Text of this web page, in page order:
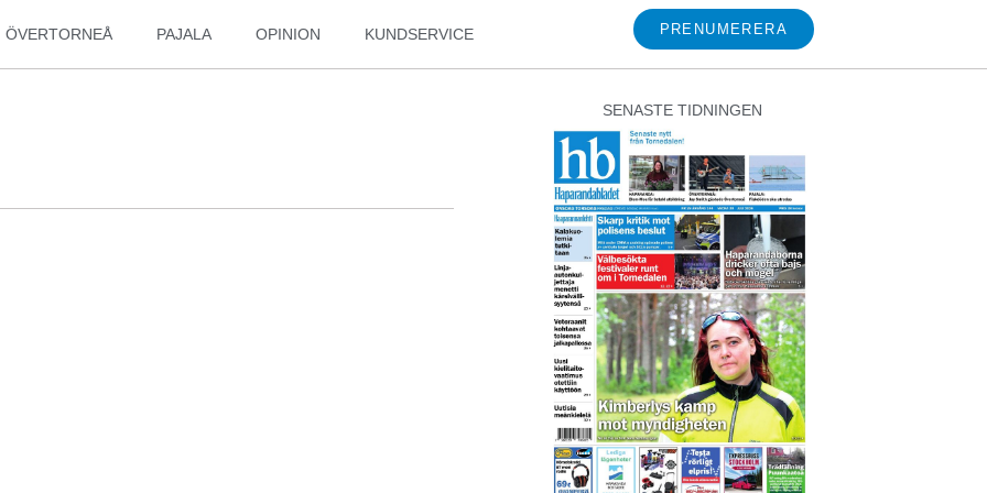
ÖVERTORNEÅ PAJALA OPINION KUNDSERVICE PRENUMERERA
SENASTE TIDNINGEN